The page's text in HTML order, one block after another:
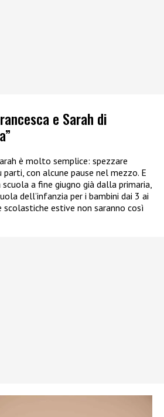
e Sarah di
è molto semplice: spezzare
parti, con alcune pause nel mezzo. E
a fine giugno già dalla primaria,
dell’infanzia per i bambini dai 3 ai
scolastiche estive non saranno così